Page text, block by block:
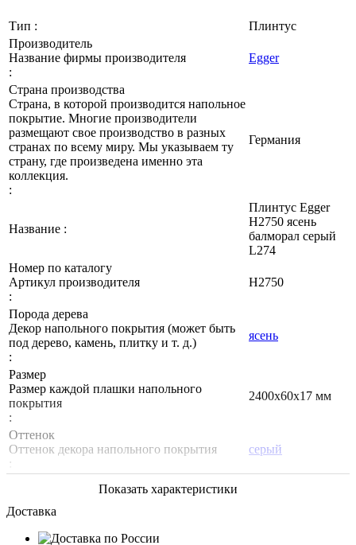
Тип :
Плинтус
Производитель
Название фирмы производителя
:
Egger
Страна производства
Страна, в которой производится напольное
покрытие. Многие производители
размещают свое производство в разных
странах по всему миру. Мы указываем ту
страну, где произведена именно эта
коллекция.
:
Германия
Название :
Плинтус Egger
Н2750 ясень
балморал серый
L274
Номер по каталогу
Артикул производителя
:
Н2750
Порода дерева
Декор напольного покрытия (может быть
под дерево, камень, плитку и т. д.)
:
ясень
Размер
Размер каждой плашки напольного
покрытия
:
2400х60х17 мм
Оттенок
Оттенок декора напольного покрытия
:
серый
Показать характеристики
Доставка